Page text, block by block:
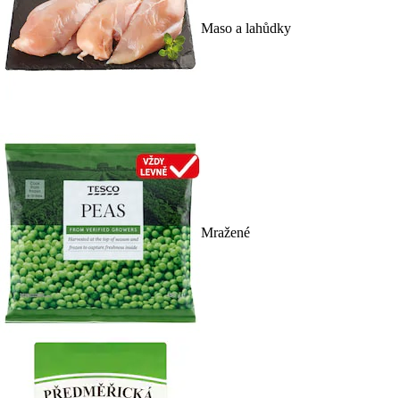
Maso a lahůdky
Mražené